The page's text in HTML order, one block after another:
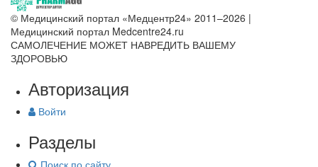
© Медицинский портал «Медцентр24» 2011–2026 |
Медицинский портал Medcentre24.ru
САМОЛЕЧЕНИЕ МОЖЕТ НАВРЕДИТЬ ВАШЕМУ
ЗДОРОВЬЮ
Авторизация
Войти
Разделы